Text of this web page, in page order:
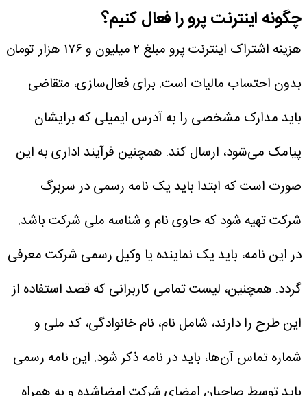
چگونه اینترنت پرو را فعال کنیم؟
هزینه اشتراک اینترنت پرو مبلغ ۲ میلیون و ۱۷۶ هزار تومان
بدون احتساب مالیات است. برای فعال‌سازی، متقاضی
باید مدارک مشخصی را به آدرس ایمیلی که برایشان
پیامک می‌شود، ارسال کند. همچنین فرآیند اداری به این
صورت است که ابتدا باید یک نامه رسمی در سربرگ
شرکت تهیه شود که حاوی نام و شناسه ملی شرکت باشد.
در این نامه، باید یک نماینده یا وکیل رسمی شرکت معرفی
گردد. همچنین، لیست تمامی کاربرانی که قصد استفاده از
این طرح را دارند، شامل نام، نام خانوادگی، کد ملی و
شماره تماس آن‌ها، باید در نامه ذکر شود. این نامه رسمی